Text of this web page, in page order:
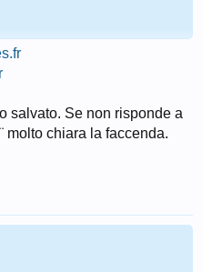
salvato. Se non risponde a
molto chiara la faccenda.